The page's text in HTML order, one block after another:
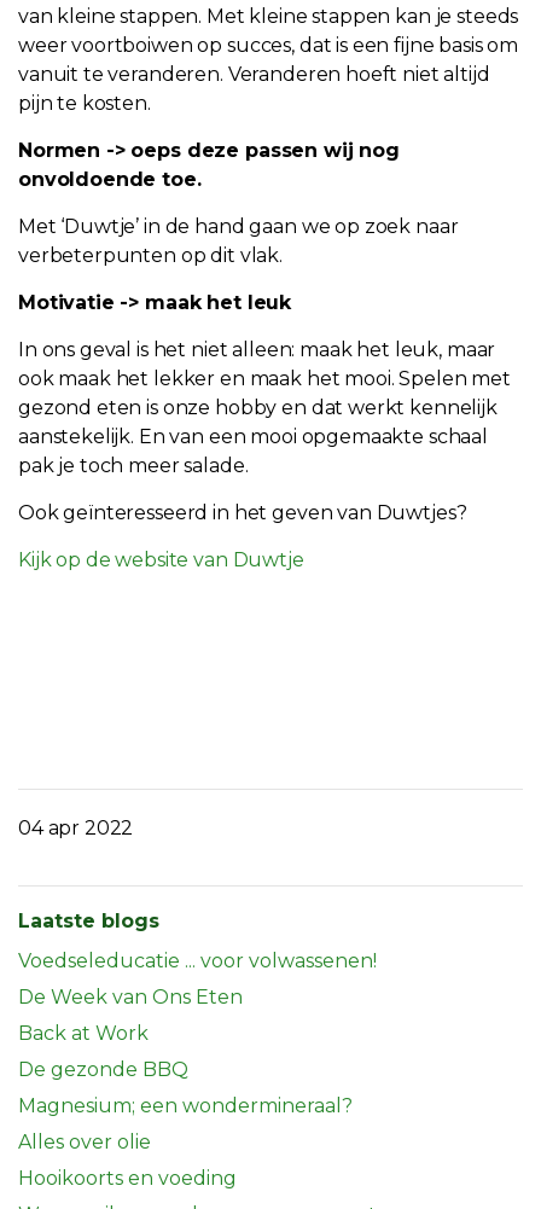
van kleine stappen. Met kleine stappen kan je steeds
weer voortboiwen op succes, dat is een fijne basis om
vanuit te veranderen. Veranderen hoeft niet altijd
pijn te kosten.
Normen -> oeps deze passen wij nog
onvoldoende toe.
Met ‘Duwtje’ in de hand gaan we op zoek naar
verbeterpunten op dit vlak.
Motivatie -> maak het leuk
In ons geval is het niet alleen: maak het leuk, maar
ook maak het lekker en maak het mooi. Spelen met
gezond eten is onze hobby en dat werkt kennelijk
aanstekelijk. En van een mooi opgemaakte schaal
pak je toch meer salade.
Ook geïnteresseerd in het geven van Duwtjes?
Kijk op de website van Duwtje
04 apr 2022
Laatste blogs
Voedseleducatie ... voor volwassenen!
De Week van Ons Eten
Back at Work
De gezonde BBQ
Magnesium; een wondermineraal?
Alles over olie
Hooikoorts en voeding